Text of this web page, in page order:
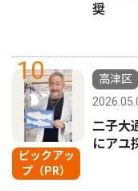
奨
10
ピックアッ
プ（PR）
高津区
二子大
にアユ